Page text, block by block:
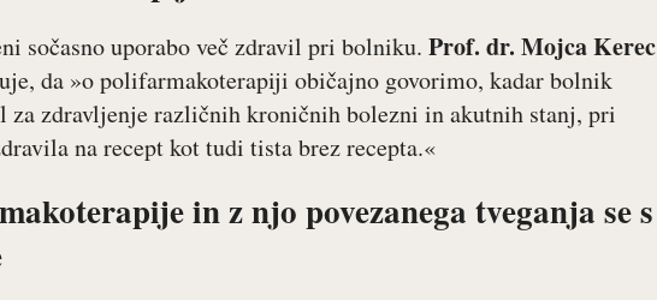
sočasno uporabo več zdravil pri bolniku. Prof. dr. Mojca Kerec
da »o polifarmakoterapiji običajno govorimo, kadar bolnik
za zdravljenje različnih kroničnih bolezni in akutnih stanj, pri
na recept kot tudi tista brez recepta.«
in z njo povezanega tveganja se s